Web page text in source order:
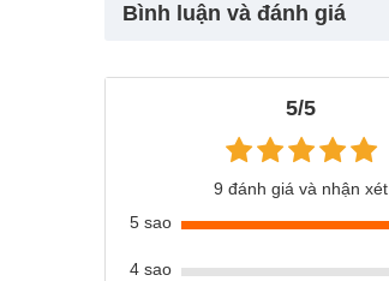
Bình luận và đánh giá
5/5
9 đánh giá và nhận xét
5 sao
4 sao